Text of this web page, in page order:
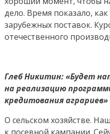
дело. Время показало,
зарубежных поставок.
отечественного
Глеб Никитин: «Будет
на реализацию
кредитования аграриев»
О сельском хозяйстве.